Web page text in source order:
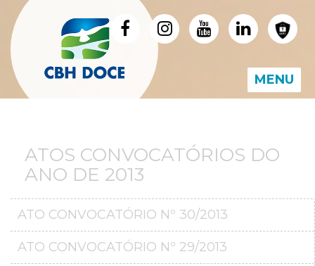
MENU
ATOS CONVOCATÓRIOS DO
ANO DE 2013
ATO CONVOCATÓRIO Nº 30/2013
ATO CONVOCATÓRIO Nº 29/2013